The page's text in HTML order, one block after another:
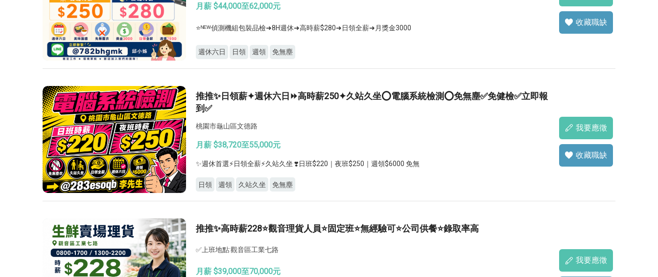
月薪 $44,000至62,000元
⭐️ᴺᴱᵂ偵測機組包裝品檢➜8H週休➜高時薪$280➜日領全薪➜月獎金3000
週休六日 日領 週領 免無塵
收藏職缺
推推✨日領薪✦週休六日⏩高時薪250✦久站久坐⭕電腦系統檢測⭕免無塵✅免健檢✅立即報
到✅
桃園市龜山區文德路
月薪 $38,720至55,000元
✨週休首選⚡️日領全薪⚡️久站久坐 ❣️日班$220｜夜班$250｜週領$6000 免無
日領 週領 久站久坐 免無塵
我要應徵
收藏職缺
推推✨高時薪228⭐觀音理貨人員⭐固定班⭐無經驗可⭐公司供餐⭐錄取率高
✅上班地點:觀音區工業七路
月薪 $39,000至70,000元
我要應徵